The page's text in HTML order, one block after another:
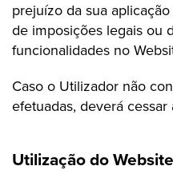
prejuízo da sua
de imposições legais ou
funcionalidades no
Caso o Utilizador não
efetuadas, deverá
Utilização do Website